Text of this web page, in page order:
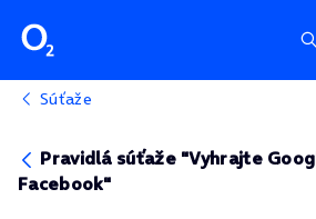
Súťaže
Pravidlá súťaže "Vyhrajte
Facebook"